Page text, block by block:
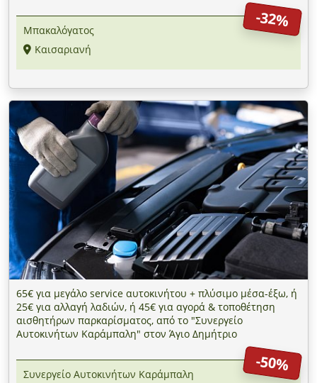
-32%
Μπακαλόγατος
Καισαριανή
65€ για μεγάλο service αυτοκινήτου + πλύσιμο μέσα-έξω, ή
25€ για αλλαγή λαδιών, ή 45€ για αγορά & τοποθέτηση
αισθητήρων παρκαρίσματος, από τo "Συνεργείο
Αυτοκινήτων Καράμπαλη" στον Άγιο Δημήτριο
-50%
Συνεργείο Αυτοκινήτων Καράμπαλη